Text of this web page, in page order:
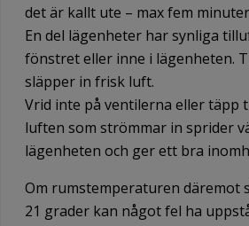
det är kallt ute – max fem
En del lägenheter har synliga
fönstret eller inne i lägenheten.
släpper in frisk luft.
Vrid inte på ventilerna eller täpp
luften som strömmar in sprider
lägenheten och ger ett bra
Om rumstemperaturen däremot
21 grader kan något fel ha